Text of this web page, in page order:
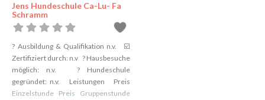
Jens Hundeschule Ca-Lu- Fa
Schramm
? Ausbildung & Qualifikation n.v. ☑️
Zertifiziert durch: n.v ? Hausbesuche
möglich: n.v. ? Hundeschule
gegründet: n.v. Leistungen Preis
Einzelstunde Preis Gruppenstunde